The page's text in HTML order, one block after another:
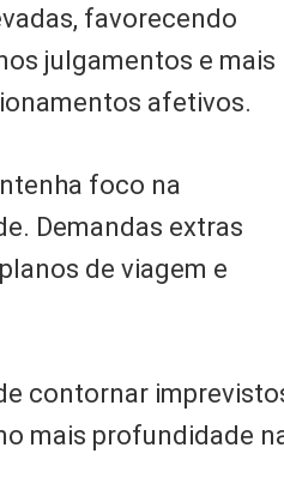
favorecendo
julgamentos e mais
afetivos.
foco na
Demandas extras
de viagem e
contornar
mais profundidade